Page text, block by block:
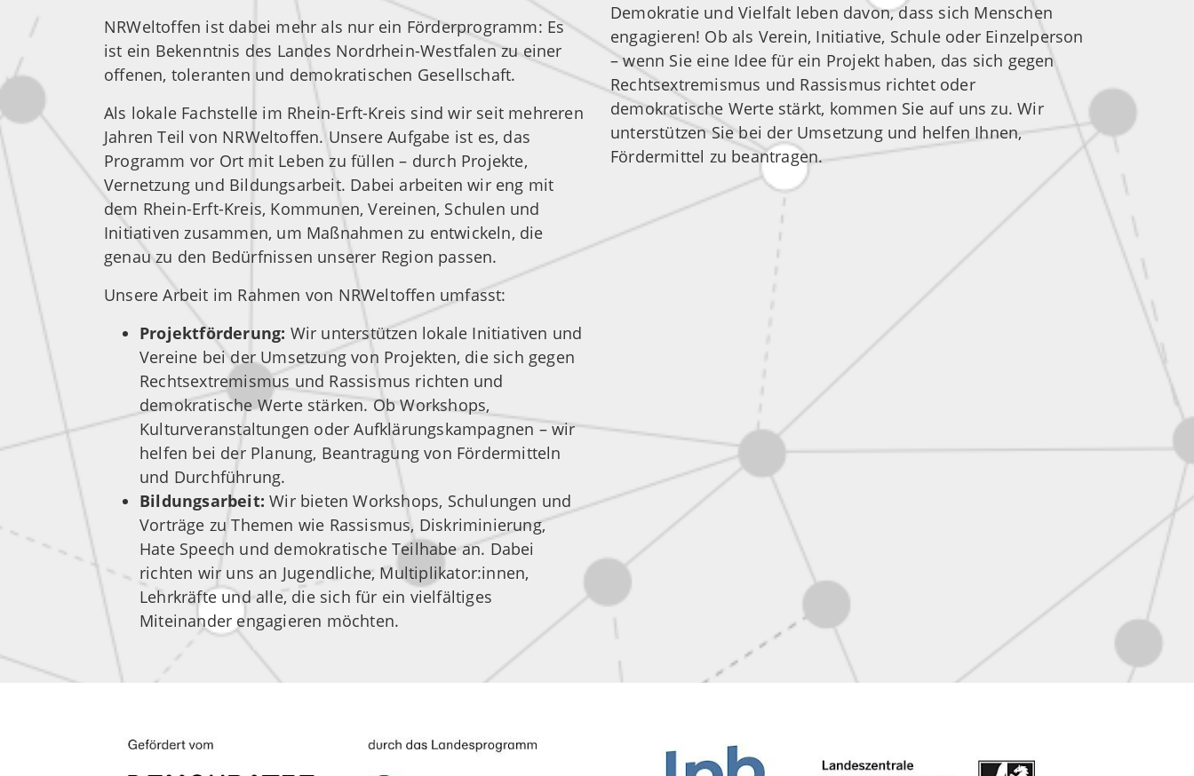
NRWeltoffen ist dabei mehr als nur ein Förderprogramm: Es
ist ein Bekenntnis des Landes Nordrhein-Westfalen zu einer
offenen, toleranten und demokratischen Gesellschaft.
Als lokale Fachstelle im Rhein-Erft-Kreis sind wir seit mehreren
Jahren Teil von NRWeltoffen. Unsere Aufgabe ist es, das
Programm vor Ort mit Leben zu füllen – durch Projekte,
Vernetzung und Bildungsarbeit. Dabei arbeiten wir eng mit
dem Rhein-Erft-Kreis, Kommunen, Vereinen, Schulen und
Initiativen zusammen, um Maßnahmen zu entwickeln, die
genau zu den Bedürfnissen unserer Region passen.
Unsere Arbeit im Rahmen von NRWeltoffen umfasst:
Projektförderung: Wir unterstützen lokale Initiativen und
Vereine bei der Umsetzung von Projekten, die sich gegen
Rechtsextremismus und Rassismus richten und
demokratische Werte stärken. Ob Workshops,
Kulturveranstaltungen oder Aufklärungskampagnen – wir
helfen bei der Planung, Beantragung von Fördermitteln
und Durchführung.
Bildungsarbeit: Wir bieten Workshops, Schulungen und
Vorträge zu Themen wie Rassismus, Diskriminierung,
Hate Speech und demokratische Teilhabe an. Dabei
richten wir uns an Jugendliche, Multiplikator:innen,
Lehrkräfte und alle, die sich für ein vielfältiges
Miteinander engagieren möchten.
Demokratie und Vielfalt leben davon, dass sich Menschen
engagieren! Ob als Verein, Initiative, Schule oder Einzelperson
– wenn Sie eine Idee für ein Projekt haben, das sich gegen
Rechtsextremismus und Rassismus richtet oder
demokratische Werte stärkt, kommen Sie auf uns zu. Wir
unterstützen Sie bei der Umsetzung und helfen Ihnen,
Fördermittel zu beantragen.